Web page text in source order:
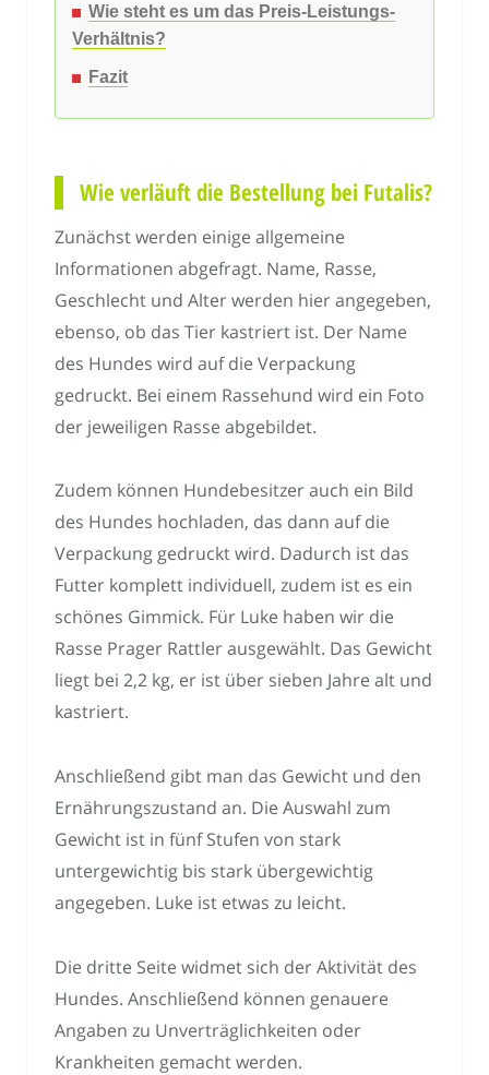
Wie steht es um das Preis-Leistungs-
Verhältnis?
Fazit
Wie verläuft die Bestellung bei Futalis?
Zunächst werden einige allgemeine
Informationen abgefragt. Name, Rasse,
Geschlecht und Alter werden hier angegeben,
ebenso, ob das Tier kastriert ist. Der Name
des Hundes wird auf die Verpackung
gedruckt. Bei einem Rassehund wird ein Foto
der jeweiligen Rasse abgebildet.
Zudem können Hundebesitzer auch ein Bild
des Hundes hochladen, das dann auf die
Verpackung gedruckt wird. Dadurch ist das
Futter komplett individuell, zudem ist es ein
schönes Gimmick. Für Luke haben wir die
Rasse Prager Rattler ausgewählt. Das Gewicht
liegt bei 2,2 kg, er ist über sieben Jahre alt und
kastriert.
Anschließend gibt man das Gewicht und den
Ernährungszustand an. Die Auswahl zum
Gewicht ist in fünf Stufen von stark
untergewichtig bis stark übergewichtig
angegeben. Luke ist etwas zu leicht.
Die dritte Seite widmet sich der Aktivität des
Hundes. Anschließend können genauere
Angaben zu Unverträglichkeiten oder
Krankheiten gemacht werden.